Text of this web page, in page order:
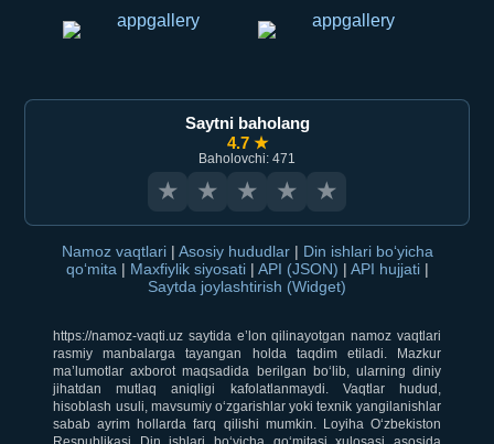
Saytni baholang
4.7 ★
Baholovchi: 471
★ ★ ★ ★ ★
Namoz vaqtlari | Asosiy hududlar | Din ishlari bo‘yicha
qo‘mita | Maxfiylik siyosati | API (JSON) | API hujjati |
Saytda joylashtirish (Widget)
https://namoz-vaqti.uz saytida e’lon qilinayotgan namoz vaqtlari
rasmiy manbalarga tayangan holda taqdim etiladi. Mazkur
ma’lumotlar axborot maqsadida berilgan bo‘lib, ularning diniy
jihatdan mutlaq aniqligi kafolatlanmaydi. Vaqtlar hudud,
hisoblash usuli, mavsumiy o‘zgarishlar yoki texnik yangilanishlar
sabab ayrim hollarda farq qilishi mumkin. Loyiha O‘zbekiston